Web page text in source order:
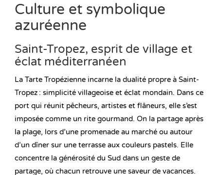
Culture et symbolique
azuréenne
Saint-Tropez, esprit de village et
éclat méditerranéen
La Tarte Tropézienne incarne la dualité propre à Saint-
Tropez : simplicité villageoise et éclat mondain. Dans ce
port qui réunit pêcheurs, artistes et flâneurs, elle s’est
imposée comme un rite gourmand. On la partage après
la plage, lors d’une promenade au marché ou autour
d’un dîner sur une terrasse aux couleurs pastels. Elle
concentre la générosité du Sud dans un geste de
partage, où chacun retrouve une saveur de vacances.